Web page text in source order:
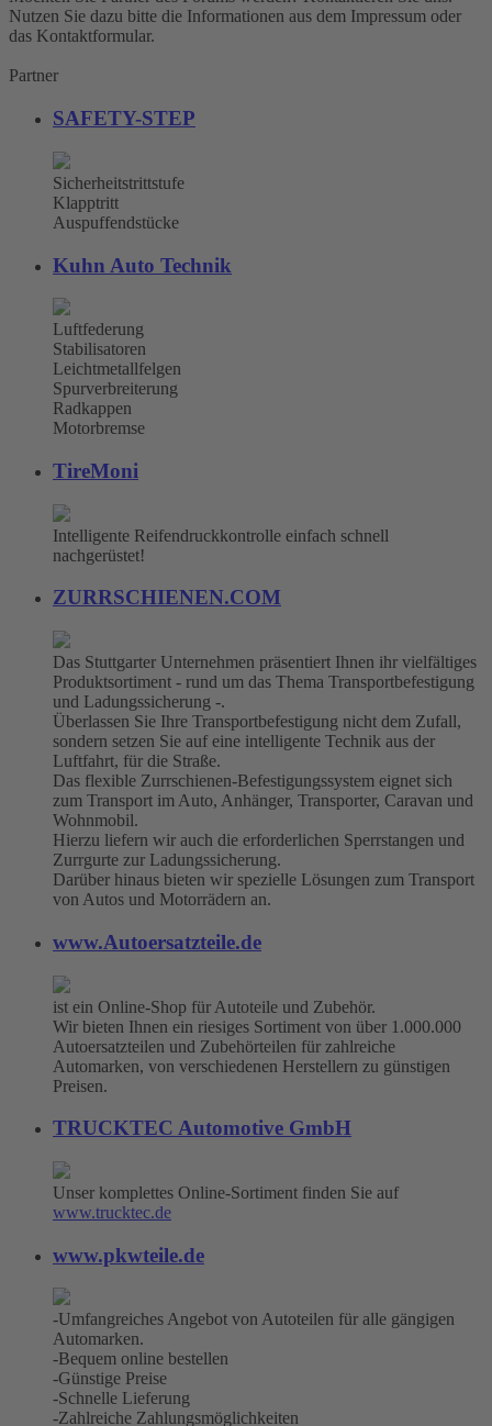
Nutzen Sie dazu bitte die Informationen aus dem Impressum oder
das Kontaktformular.
Partner
SAFETY-STEP
Sicherheitstrittstufe
Klapptritt
Auspuffendstücke
Kuhn Auto Technik
Luftfederung
Stabilisatoren
Leichtmetallfelgen
Spurverbreiterung
Radkappen
Motorbremse
TireMoni
Intelligente Reifendruckkontrolle einfach schnell
nachgerüstet!
ZURRSCHIENEN.COM
Das Stuttgarter Unternehmen präsentiert Ihnen ihr vielfältiges
Produktsortiment - rund um das Thema Transportbefestigung
und Ladungssicherung -.
Überlassen Sie Ihre Transportbefestigung nicht dem Zufall,
sondern setzen Sie auf eine intelligente Technik aus der
Luftfahrt, für die Straße.
Das flexible Zurrschienen-Befestigungssystem eignet sich
zum Transport im Auto, Anhänger, Transporter, Caravan und
Wohnmobil.
Hierzu liefern wir auch die erforderlichen Sperrstangen und
Zurrgurte zur Ladungssicherung.
Darüber hinaus bieten wir spezielle Lösungen zum Transport
von Autos und Motorrädern an.
www.Autoersatzteile.de
ist ein Online-Shop für Autoteile und Zubehör.
Wir bieten Ihnen ein riesiges Sortiment von über 1.000.000
Autoersatzteilen und Zubehörteilen für zahlreiche
Automarken, von verschiedenen Herstellern zu günstigen
Preisen.
TRUCKTEC Automotive GmbH
Unser komplettes Online-Sortiment finden Sie auf
www.trucktec.de
www.pkwteile.de
-Umfangreiches Angebot von Autoteilen für alle gängigen
Automarken.
-Bequem online bestellen
-Günstige Preise
-Schnelle Lieferung
-Zahlreiche Zahlungsmöglichkeiten